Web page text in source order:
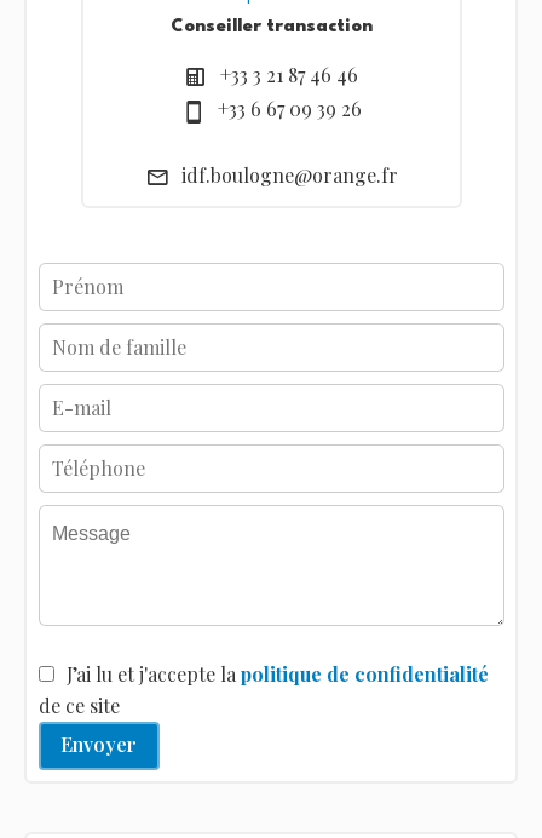
Conseiller transaction
+33 3 21 87 46 46
+33 6 67 09 39 26
idf.boulogne@orange.fr
J’ai lu et j'accepte la politique de confidentialité
de ce site
Envoyer